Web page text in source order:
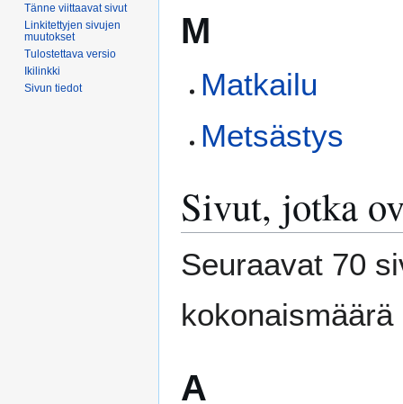
M
Matkailu
Metsästys
Sivut, jotka
Seuraavat 70
A
Tänne viittaavat sivut
Linkitettyjen sivujen
muutokset
Tulostettava versio
Ikilinkki
Sivun tiedot